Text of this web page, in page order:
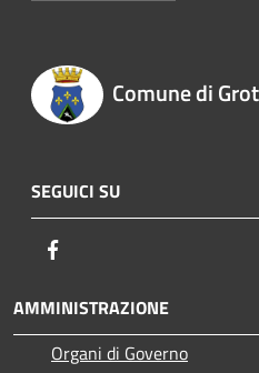
Comune di
SEGUICI SU
AMMINISTRAZIONE
Organi di Governo